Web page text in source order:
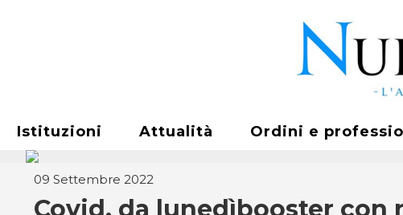
Istituzioni Attualità Ordini e
09 Settembre 2022
Covid, da lunedìbooster